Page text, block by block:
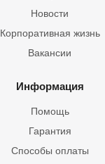
Новости
Корпоративная жизнь
Вакансии
Информация
Помощь
Гарантия
Способы оплаты